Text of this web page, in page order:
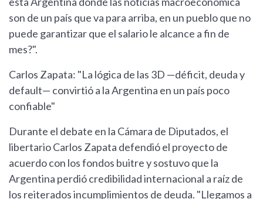
son de un país que va para arriba, en un pueblo que no
puede garantizar que el salario le alcance a fin de
mes?".
Carlos Zapata: "La lógica de las 3D —déficit, deuda y
default— convirtió a la Argentina en un país poco
confiable"
Durante el debate en la Cámara de Diputados, el
libertario Carlos Zapata defendió el proyecto de
acuerdo con los fondos buitre y sostuvo que la
Argentina perdió credibilidad internacional a raíz de
los reiterados incumplimientos de deuda. "Llegamos a